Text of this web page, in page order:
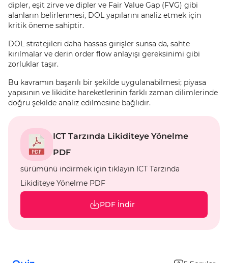
dipler, eşit zirve ve dipler ve Fair Value Gap (FVG) gibi
alanların belirlenmesi, DOL yapılarını analiz etmek için
kritik öneme sahiptir.
DOL stratejileri daha hassas girişler sunsa da, sahte
kırılmalar ve derin order flow anlayışı gereksinimi gibi
zorluklar taşır.
Bu kavramın başarılı bir şekilde uygulanabilmesi; piyasa
yapısının ve likidite hareketlerinin farklı zaman dilimlerinde
doğru şekilde analiz edilmesine bağlıdır.
ICT Tarzında Likiditeye Yönelme
PDF
sürümünü indirmek için tıklayın ICT Tarzında
Likiditeye Yönelme PDF
PDF İndir